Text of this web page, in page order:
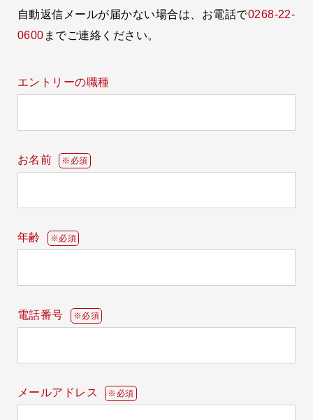
自動返信メールが届かない場合は、お電話で0268-22-
0600 までご連絡ください。
エントリーの職種
お名前 ※必須
年齢 ※必須
電話番号 ※必須
メールアドレス ※必須